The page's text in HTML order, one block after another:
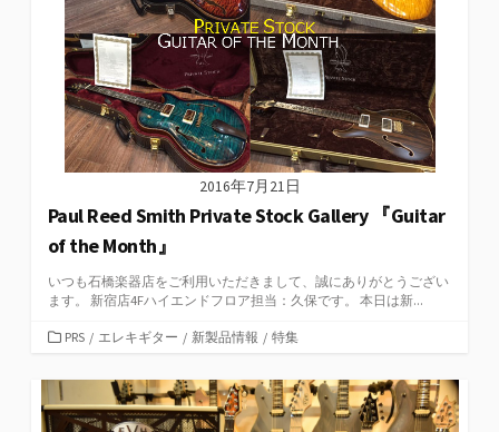
2016年7月21日
Paul Reed Smith Private Stock Gallery 『Guitar
of the Month』
いつも石橋楽器店をご利用いただきまして、誠にありがとうござい
ます。 新宿店4Fハイエンドフロア担当：久保です。 本日は新...
カ
ゴ
リ
ー
PRS / エレキギター / 新製品情報 / 特集